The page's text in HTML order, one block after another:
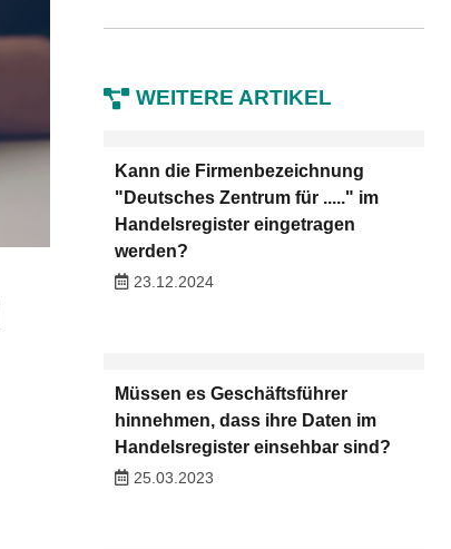
WEITERE ARTIKEL
Kann die Firmenbezeichnung
"Deutsches Zentrum für ....." im
Handelsregister eingetragen
werden?
23.12.2024
Müssen es Geschäftsführer
hinnehmen, dass ihre Daten im
Handelsregister einsehbar sind?
25.03.2023